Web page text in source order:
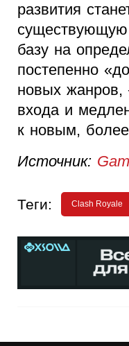
развития
существующую
базу на
постепенно
новых
входа и
к новым,
Источник:
Теги: Clash Royale